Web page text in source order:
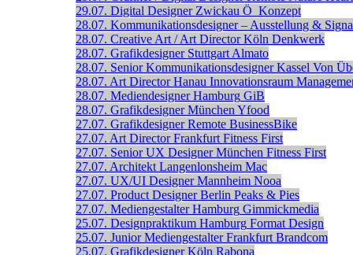
29.07. Digital Designer Zwickau Ö_Konzept
28.07. Kommunikationsdesigner – Ausstellung &
28.07. Creative Art / Art Director Köln Denkwerk
28.07. Grafikdesigner Stuttgart Almato
28.07. Senior Kommunikations­designer Kassel Von
28.07. Art Director Hanau Innovationsraum
28.07. Mediendesigner Hamburg GiB
28.07. Grafikdesigner München Yfood
27.07. Grafikdesigner Remote BusinessBike
27.07. Art Director Frankfurt Fitness First
27.07. Senior UX Designer München Fitness First
27.07. Architekt Langenlonsheim Mac
27.07. UX/UI Designer Mannheim Nooa
27.07. Product Designer Berlin Peaks & Pies
27.07. Mediengestalter Hamburg Gimmickmedia
25.07. Designpraktikum Hamburg Format Design
25.07. Junior Mediengestalter Frankfurt Brandcom
25.07. Grafikdesigner Köln Rabona